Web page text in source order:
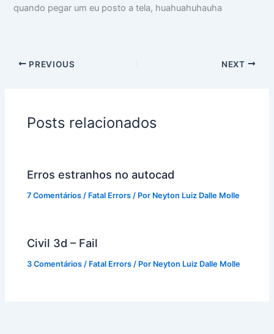
quando pegar um eu posto a tela, huahuahuhauha
PREVIOUS NEXT
Posts relacionados
Erros estranhos no autocad
7 Comentários / Fatal Errors / Por Neyton Luiz Dalle Molle
Civil 3d – Fail
3 Comentários / Fatal Errors / Por Neyton Luiz Dalle Molle